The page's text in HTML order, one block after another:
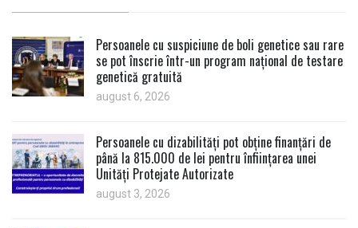
Persoanele cu suspiciune de boli genetice sau rare
se pot înscrie într-un program național de testare
genetică gratuită
august 6, 2026
Persoanele cu dizabilități pot obține finanțări de
până la 815.000 de lei pentru înființarea unei
Unități Protejate Autorizate
august 3, 2026